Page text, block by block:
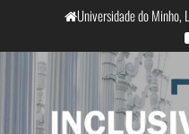
o
conteúdo
Universidade do